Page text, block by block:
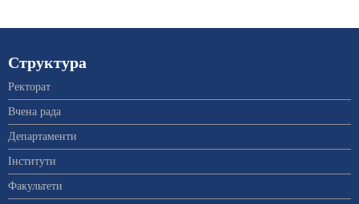
Структура
Ректорат
Вчена рада
Департаменти
Інститути
Факультети